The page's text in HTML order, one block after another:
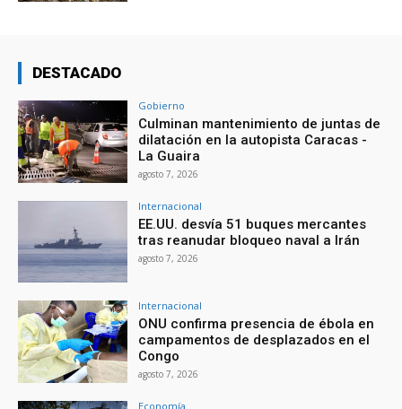
DESTACADO
Gobierno
Culminan mantenimiento de juntas de
dilatación en la autopista Caracas -
La Guaira
agosto 7, 2026
Internacional
EE.UU. desvía 51 buques mercantes
tras reanudar bloqueo naval a Irán
agosto 7, 2026
Internacional
ONU confirma presencia de ébola en
campamentos de desplazados en el
Congo
agosto 7, 2026
Economía